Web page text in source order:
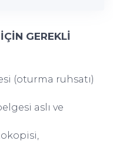
GEREKLİ
(oturma ruhsatı)
aslı ve